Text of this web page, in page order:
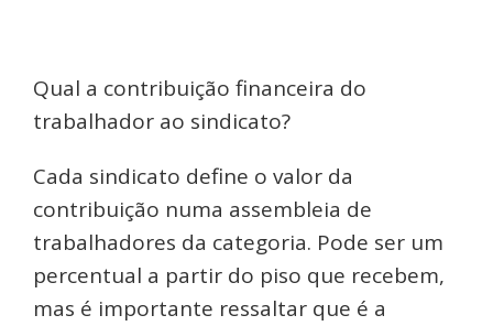
Qual a contribuição financeira do
trabalhador ao sindicato?
Cada sindicato define o valor da
contribuição numa assembleia de
trabalhadores da categoria. Pode ser um
percentual a partir do piso que recebem,
mas é importante ressaltar que é a